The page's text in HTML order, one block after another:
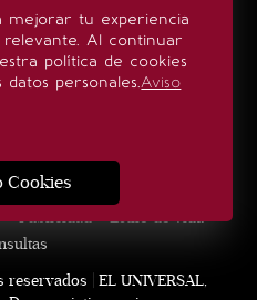
mejorar tu experiencia
Al continuar
política de cookies
personales.Aviso
Cookies
SÍGUENOS
somos
Publicidad
Estilo de vida
| EL UNIVERSAL,